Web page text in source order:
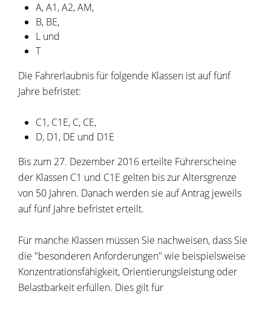
A, A1, A2, AM,
B, BE,
L und
T
Die Fahrerlaubnis für folgende Klassen ist auf fünf
Jahre befristet:
C1, C1E, C, CE,
D, D1, DE und D1E
Bis zum 27. Dezember 2016 erteilte Führerscheine
der Klassen C1 und C1E gelten bis zur Altersgrenze
von 50 Jahren. Danach werden sie auf Antrag jeweils
auf fünf Jahre befristet erteilt.
Für manche Klassen müssen Sie nachweisen, dass Sie
die "besonderen Anforderungen" wie beispielsweise
Konzentrationsfähigkeit, Orientierungsleistung oder
Belastbarkeit erfüllen. Dies gilt für